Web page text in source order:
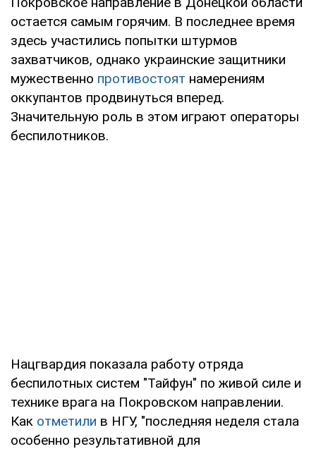
остается самым горячим. В последнее время
здесь участились попытки штурмов
захватчиков, однако украинские защитники
мужественно противостоят намерениям
оккупантов продвинуться вперед.
Значительную роль в этом играют операторы
беспилотников.
Нацгвардия показала работу отряда
беспилотных систем "Тайфун" по живой силе и
технике врага на Покровском направлении.
Как отметили в НГУ, "последняя неделя стала
особенно результативной для